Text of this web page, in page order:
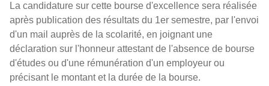
La candidature sur cette bourse d'excellence sera réalisée
après publication des résultats du 1er semestre, par l'envoi
d'un mail auprès de la scolarité, en joignant une
déclaration sur l'honneur attestant de l'absence de bourse
d'études ou d'une rémunération d'un employeur ou
précisant le montant et la durée de la bourse.